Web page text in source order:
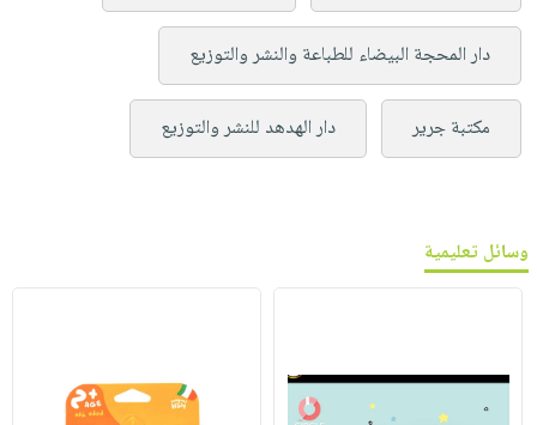
دار المحجة البيضاء للطباعة والنشر والتوزيع
مكتبة جرير دار الهدهد للنشر والتوزيع
وسائل تعليمية